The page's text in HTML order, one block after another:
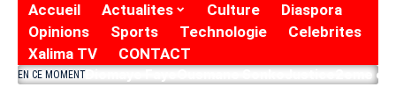
Accueil Actualites Culture
Diaspora
Opinions
Sports Technologie
Celebrites
Xalima TV
CONTACT
EN CE MOMENTDiomaye FayeOusmane SonkoJustice2eme